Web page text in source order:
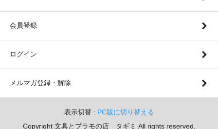
会員登録
ログイン
メルマガ登録・解除
表示切替 : PC版に切り替える
Copyright 文具とプラモの店 タギミ All rights reserved.